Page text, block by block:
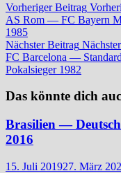
Vorheriger Beitrag
AS Rom — FC Bayern
1985
Nächster Beitrag
FC Barcelona —
Pokalsieger 1982
Das könnte dich
Brasilien —
2016
15. Juli 201927. März